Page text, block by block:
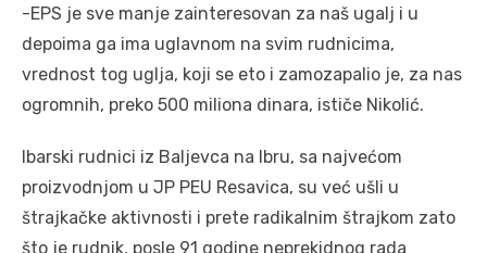
-EPS je sve manje zainteresovan za naš ugalj i u
depoima ga ima uglavnom na svim rudnicima,
vrednost tog uglja, koji se eto i zamozapalio je, za nas
ogromnih, preko 500 miliona dinara, ističe Nikolić.
Ibarski rudnici iz Baljevca na Ibru, sa najvećom
proizvodnjom u JP PEU Resavica, su već ušli u
štrajkačke aktivnosti i prete radikalnim štrajkom zato
što je rudnik, posle 91 godine neprekidnog rada